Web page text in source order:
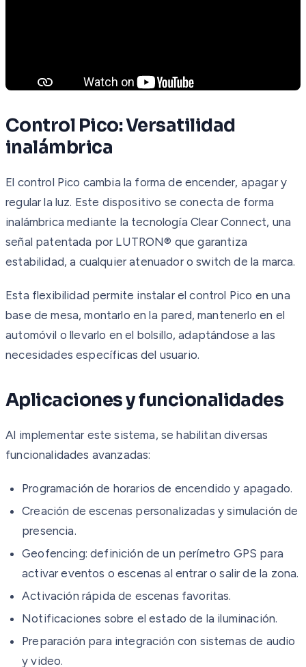
Control Pico: Versatilidad
inalámbrica
El control Pico cambia la forma de encender, apagar y
regular la luz. Este dispositivo se conecta de forma
inalámbrica mediante la tecnología Clear Connect, una
señal patentada por LUTRON® que garantiza
estabilidad, a cualquier atenuador o switch de la marca.
Esta flexibilidad permite instalar el control Pico en una
base de mesa, montarlo en la pared, mantenerlo en el
automóvil o llevarlo en el bolsillo, adaptándose a las
necesidades específicas del usuario.
Aplicaciones y funcionalidades
Al implementar este sistema, se habilitan diversas
funcionalidades avanzadas:
Programación de horarios de encendido y apagado.
Creación de escenas personalizadas y simulación de
presencia.
Geofencing: definición de un perímetro GPS para
activar eventos o escenas al entrar o salir de la zona.
Activación rápida de escenas favoritas.
Notificaciones sobre el estado de la iluminación.
Preparación para integración con sistemas de audio
y video.